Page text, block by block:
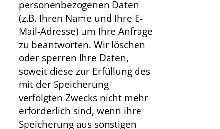
personenbezogenen Daten
(z.B. Ihren Name und Ihre E-
Mail-Adresse) um Ihre Anfrage
zu beantworten. Wir löschen
oder sperren Ihre Daten,
soweit diese zur Erfüllung des
mit der Speicherung
verfolgten Zwecks nicht mehr
erforderlich sind, wenn ihre
Speicherung aus sonstigen